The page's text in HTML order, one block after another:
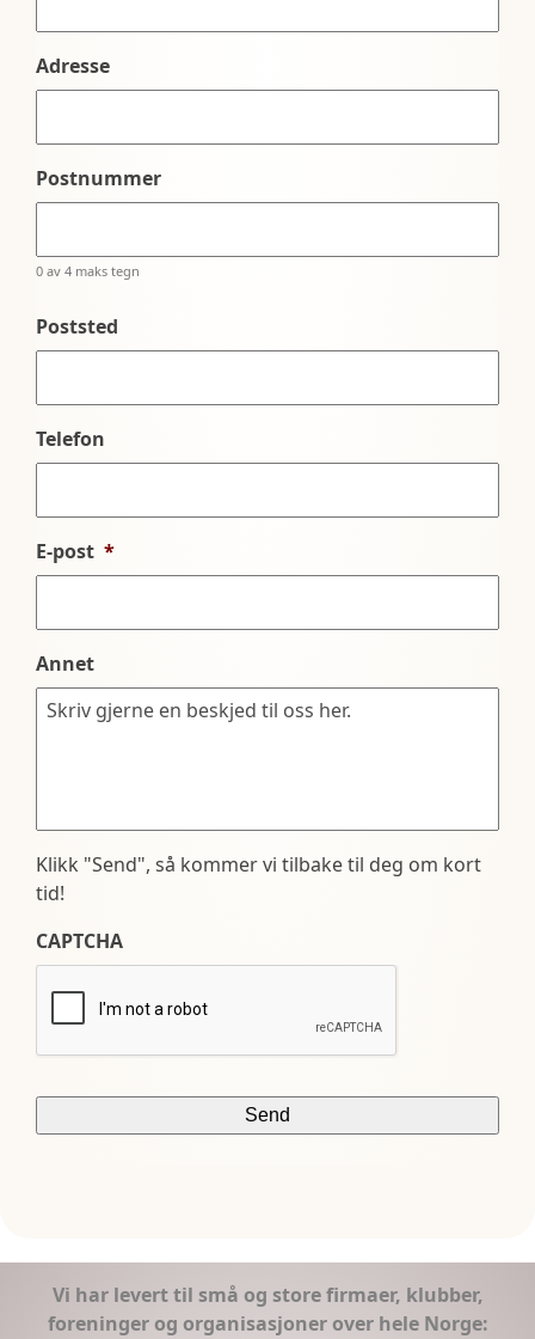
Adresse
Postnummer
0 av 4 maks tegn
Poststed
Telefon
E-post *
Annet
Klikk "Send", så kommer vi tilbake til deg om kort
tid!
CAPTCHA
Vi har levert til små og store firmaer, klubber,
foreninger og organisasjoner over hele Norge: